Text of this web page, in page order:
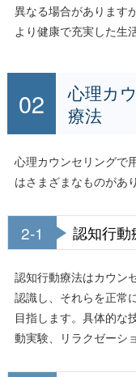
異なる場合があります
より健康で充実した生
心理カ
療法
心理カウンセリングで
はさまざまなものがあ
2-1 認知行動
認知行動療法はカウン
認識し、それらを正常
目指します。具体的な
動実験、リラクゼーシ